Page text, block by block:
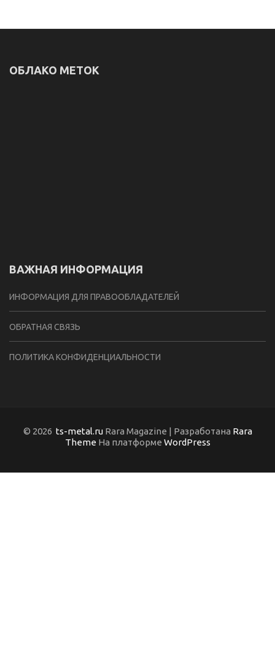
ОБЛАКО МЕТОК
ВАЖНАЯ ИНФОРМАЦИЯ
ИНФОРМАЦИЯ ДЛЯ ПРАВООБЛАДАТЕЛЕЙ
ОБРАТНАЯ СВЯЗЬ
ПОЛИТИКА КОНФИДЕНЦИАЛЬНОСТИ
© 2026 ts-metal.ruRara Magazine | Разработана Rara
Theme На платформе WordPress